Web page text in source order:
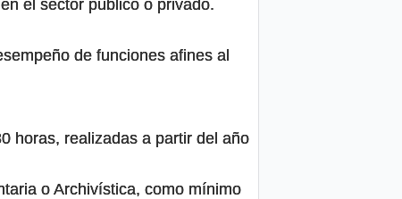
el sector público o privado.
de funciones afines al
horas, realizadas a partir del año
o Archivística, como mínimo